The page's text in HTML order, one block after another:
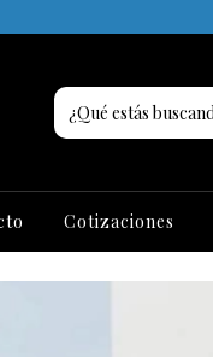
Cotizaciones